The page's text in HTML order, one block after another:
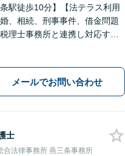
条駅徒歩10分】【法テラス利用
、相続、刑事事件、借金問題
理士事務所と連携し対応する
お気軽にご相談ください【休
相談可】
メールでお問い合わせ
士
合法律事務所 燕三条事務所